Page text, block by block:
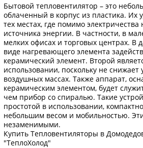
Бытовой тепловентилятор – это
облаченный в корпус из пластика. Их
тех местах, где помимо электричества
источника энергии. В частности, в
мелких офисах и торговых центрах. В
виде нагревающего элемента
керамический элемент. Второй
использовании, поскольку не снижает
воздушных массах. Также аппарат,
керамическим элементом, будет
чем прибор со спиралью. Такие
простотой в использовании,
небольшим весом и мобильностью.
незаменимыми.
Купить Тепловентиляторы в
"ТеплоХолод"